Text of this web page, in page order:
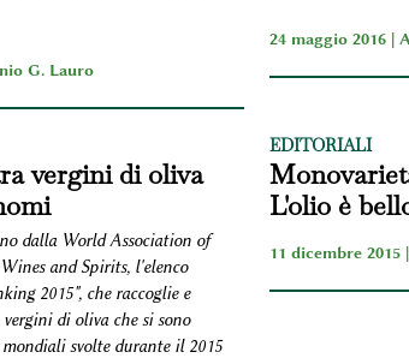
G. Lauro
24 maggio 2016 |
vergini di oliva
dalla World Association of
and Spirits, l'elenco
2015", che raccoglie e
di oliva che si sono
svolte durante il 2015
EDITORIALI
L'olio è
11 dicembre 2015 |